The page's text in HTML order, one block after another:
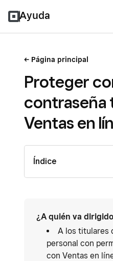
Ayuda
Página principal
Proteger
contraseña
Ventas en
Índice
¿A quién va
A los titulares
personal con
con Ventas en